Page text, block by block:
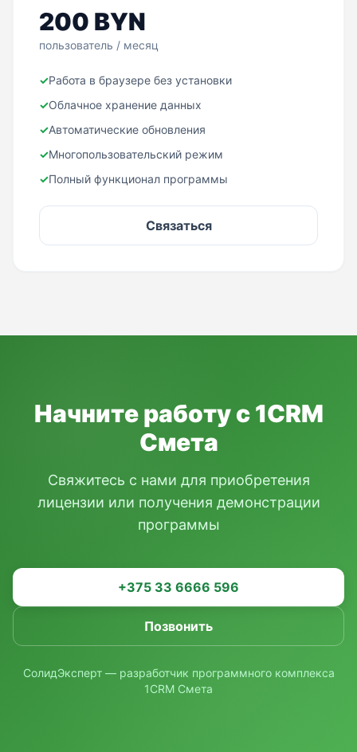
200 BYN
пользователь / месяц
✓Работа в браузере без установки
✓Облачное хранение данных
✓Автоматические обновления
✓Многопользовательский режим
✓Полный функционал программы
Связаться
Начните работу с 1CRM
Смета
Свяжитесь с нами для приобретения
лицензии или получения демонстрации
программы
+375 33 6666 596
Позвонить
СолидЭксперт — разработчик программного комплекса
1CRM Смета